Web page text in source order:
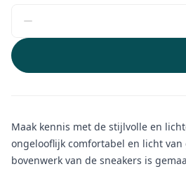
Maak kennis met de stijlvolle en
ongelooflijk comfortabel en licht
bovenwerk van de sneakers is